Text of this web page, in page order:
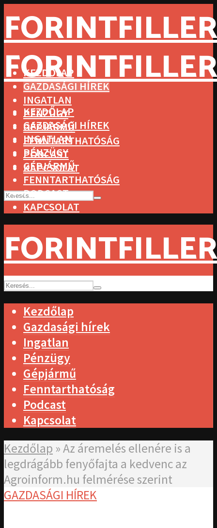
KEZDŐLAP
GAZDASÁGI HÍREK
INGATLAN
PÉNZÜGY
GÉPJÁRMŰ
FENNTARTHATÓSÁG
PODCAST
KAPCSOLAT
KEZDŐLAP
GAZDASÁGI HÍREK
INGATLAN
PÉNZÜGY
GÉPJÁRMŰ
FENNTARTHATÓSÁG
PODCAST
KAPCSOLAT
Kezdőlap
Gazdasági hírek
Ingatlan
Pénzügy
Gépjármű
Fenntarthatóság
Podcast
Kapcsolat
Kezdőlap »Az áremelés ellenére is a
legdrágább fenyőfajta a kedvenc az
Agroinform.hu felmérése szerint
GAZDASÁGI HÍREK